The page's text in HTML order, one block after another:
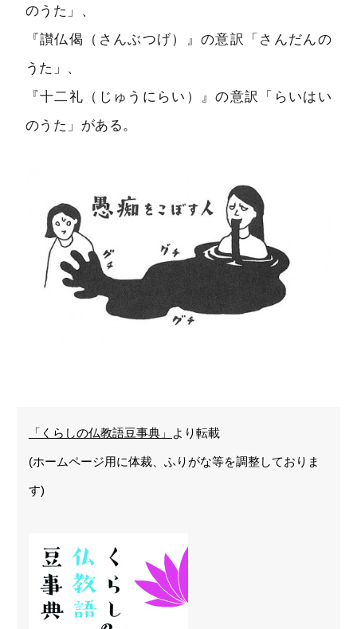
のうた」、
『讃仏偈（さんぶつげ）』の意訳「さんだんの
うた」、
『十二礼（じゅうにらい）』の意訳「らいはい
のうた」がある。
「くらしの仏教語豆事典」 より転載
(ホームページ用に体裁、ふりがな等を調整しておりま
す)